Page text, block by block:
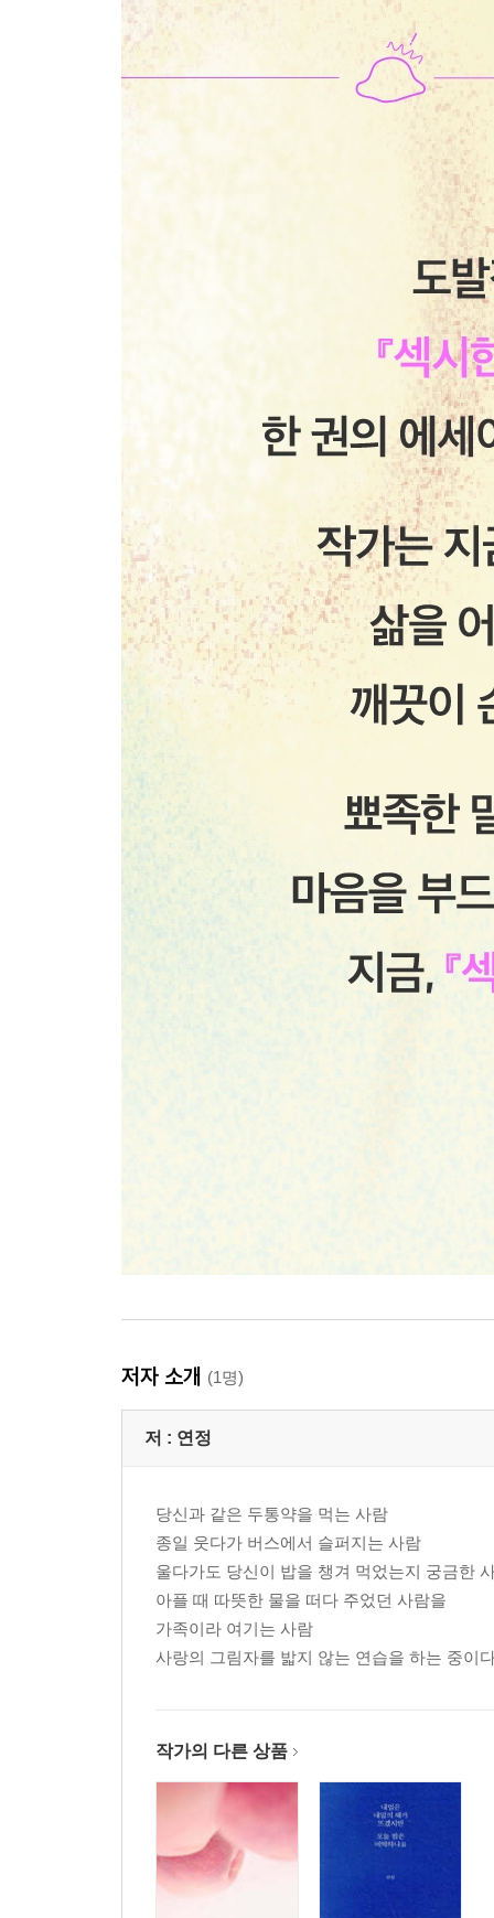
저자 소개 (1명)
저 : 연정
당신과 같은 두통약을 먹는 사람
종일 웃다가 버스에서 슬퍼지는 사람
울다가도 당신이 밥을 챙겨 먹었는지 궁금한
아플 때 따뜻한 물을 떠다 주었던 사람을
가족이라 여기는 사람
사랑의 그림자를 밟지 않는 연습을 하는 중이
작가의 다른 상품